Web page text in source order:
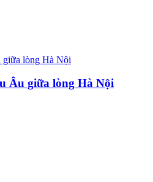
Âu giữa lòng Hà Nội